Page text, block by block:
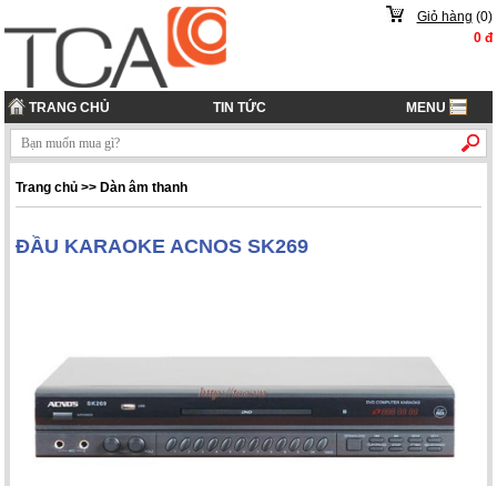
Giỏ hàng (0)
0đ
TRANG CHỦ TIN TỨC MENU
Trang chủ >> Dàn âm thanh
ĐẦU KARAOKE ACNOS SK269